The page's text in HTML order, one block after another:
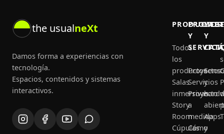
the usualneXt
Damos forma a experiencias con
tecnología.
Espacios, contenidos y sistemas
interactivos.
PRODUCTOS
Todos
los
productos
Salas
inmersivas
Story
Room
Cúpulas
Y
Proyectos
Servicios
Proyecto
a
medida
Cómo
LAB
Y
y
Apps
y